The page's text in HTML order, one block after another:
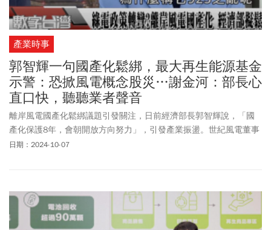
產業時事
郭智輝一句國產化鬆綁，最大再生能源基金
示警：恐掀風電概念股災…謝金河：部長心
直口快，聽聽業者聲音
離岸風電國產化鬆綁議題引發關注，日前經濟部長郭智輝說，「國
產化保護8年，會朝開放方向努力」，引發產業振盪。世紀風電董事
長賴文祥在謝金河節目《數字台灣》上憂心說，這樣會讓過去八年
至數家本土廠商面臨危機。「銀行也要借貸給這些本土廠商，一旦
斷鏈，對我國經濟影響嚴重，甚至質疑這個政黨到底有沒有延續？
為什麼政策不延續」？許乃文說，台灣GDP是被許多護國大山、傳
日期：2024-10-07